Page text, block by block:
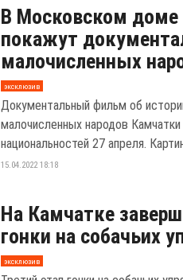
В Московском доме
покажут
малочисленных
эксклюзив
Документальный фильм об
малочисленных народов
национальностей 27 апреля.
15.04.2022 18:18
На Камчатке
гонки на собачьих
эксклюзив